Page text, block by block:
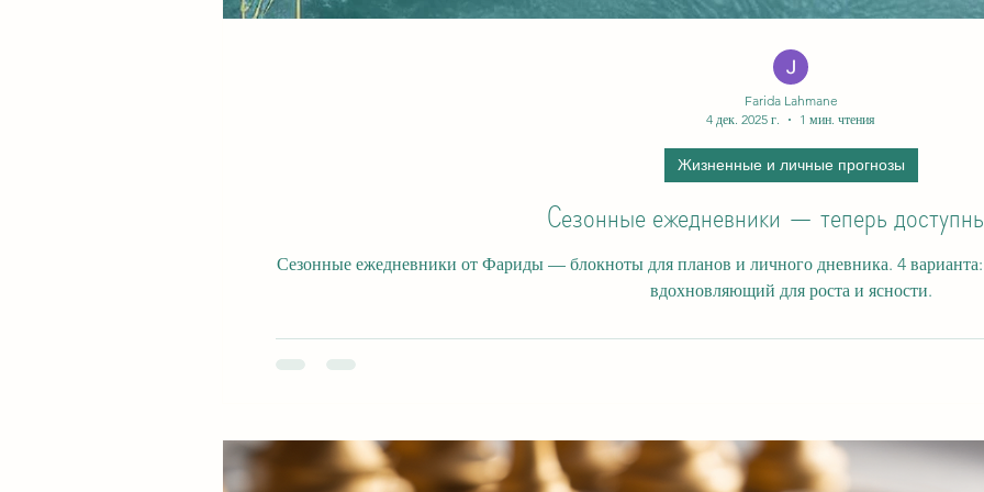
Сезонные ежедневники — теперь
Сезонные ежедневники от Фариды — блокноты для планов и личного дневника. 4 варианта: зима, весна, лето, осень. Удобный формат,
вдохновляющий для роста и ясности.
Жизненные и личные прогнозы
Farida Lahmane
4 дек. 2025 г.
1 мин. чтения